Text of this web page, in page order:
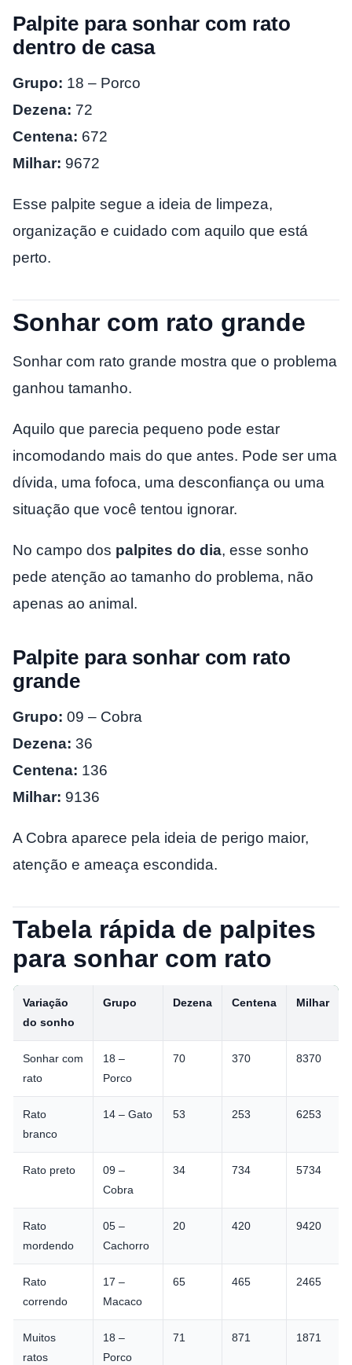
Palpite para sonhar com rato
dentro de casa
Grupo: 18 – Porco
Dezena: 72
Centena: 672
Milhar: 9672
Esse palpite segue a ideia de limpeza,
organização e cuidado com aquilo que está
perto.
Sonhar com rato grande
Sonhar com rato grande mostra que o problema
ganhou tamanho.
Aquilo que parecia pequeno pode estar
incomodando mais do que antes. Pode ser uma
dívida, uma fofoca, uma desconfiança ou uma
situação que você tentou ignorar.
No campo dos palpites do dia, esse sonho
pede atenção ao tamanho do problema, não
apenas ao animal.
Palpite para sonhar com rato
grande
Grupo: 09 – Cobra
Dezena: 36
Centena: 136
Milhar: 9136
A Cobra aparece pela ideia de perigo maior,
atenção e ameaça escondida.
Tabela rápida de palpites
para sonhar com rato
Variação
do sonho
Grupo Dezena Centena Milhar
Sonhar com
rato
18 –
Porco
70 370 8370
Rato
branco
14 – Gato 53 253 6253
Rato preto
09 –
Cobra
34 734 5734
Rato
mordendo
05 –
Cachorro
20 420 9420
Rato
correndo
17 –
Macaco
65 465 2465
Muitos
ratos
18 –
Porco
71 871 1871